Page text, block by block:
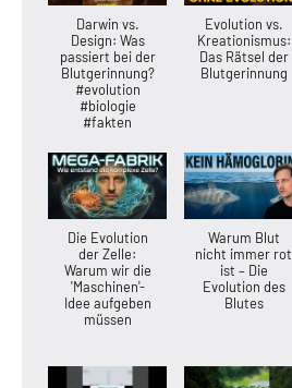
Darwin vs.
Design: Was
passiert bei der
Blutgerinnung?
#evolution
#biologie
#fakten
Evolution vs.
Kreationismus:
Das Rätsel der
Blutgerinnung
Die Evolution
der Zelle:
Warum wir die
'Maschinen'-
Idee aufgeben
müssen
Warum Blut
nicht immer rot
ist – Die
Evolution des
Blutes